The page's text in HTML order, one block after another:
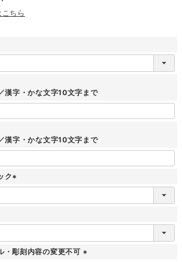
ちら
漢字・かな文字10文字まで
漢字・かな文字10文字まで
ク
(
・彫刻内容の変更不可